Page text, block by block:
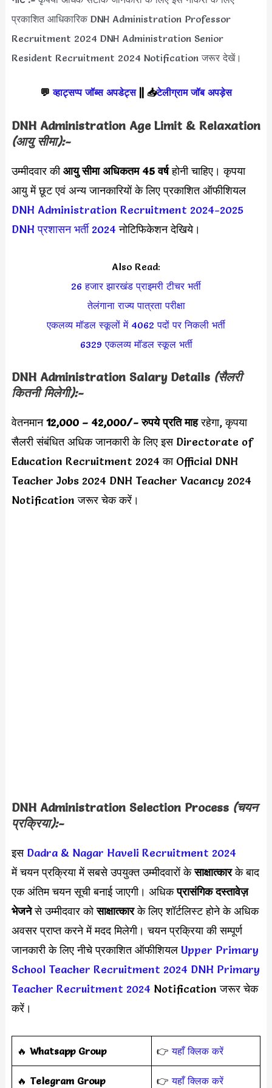
प्रकाशित आधिकारिक DNH Administration Professor
Recruitment 2024 DNH Administration Senior
Resident Recruitment 2024 Notification जरूर देखें।
💬 व्हाट्सप्प जॉब्स अपडेट्स|| 📥टेलीग्राम जॉब अपड़ेस
DNH Administration Age Limit & Relaxation
(आयु सीमा):-
उम्मीदवार कीआयु सीमा अधिकतम 45 वर्षहोनी चाहिए। कृपया
आयु में छूट एवं अन्य जानकारियों के लिए प्रकाशित ऑफीशियल
DNH Administration Recruitment 2024-2025
DNH प्रशासन भर्ती 2024 नोटिफिकेशन देखिये।
Also Read:
26 हजार झारखंड प्राइमरी टीचर भर्ती
तेलंगाना राज्य पात्रता परीक्षा
एकलव्य मॉडल स्कूलों में 4062 पदों पर निकली भर्ती
6329 एकलव्य मॉडल स्कूल भर्ती
DNH Administration Salary Details (सैलरी
कितनी मिलेगी):-
वेतनमान12,000 – 42,000/- रुपये प्रति माहरहेगा, कृपया
सैलरी संबंधित अधिक जानकारी के लिए इस Directorate of
Education Recruitment 2024 का Official DNH
Teacher Jobs 2024 DNH Teacher Vacancy 2024
Notification जरूर चेक करें।
DNH Administration Selection Process (चयन
प्रक्रिया):-
इस Dadra & Nagar Haveli Recruitment 2024
में चयन प्रक्रिया में सबसे उपयुक्त उम्मीदवारों केसाक्षात्कारके बाद
एक अंतिम चयन सूची बनाई जाएगी। अधिकप्रासंगिक दस्तावेज़
भेजनेसे उम्मीदवार कोसाक्षात्कारके लिए शॉर्टलिस्ट होने के अधिक
अवसर प्राप्त करने में मदद मिलेगी। चयन प्रक्रिया की सम्पूर्ण
जानकारी के लिए नीचे प्रकाशित ऑफीशियल Upper Primary
School Teacher Recruitment 2024 DNH Primary
Teacher Recruitment 2024 Notification जरूर चेक
करें।
‎️‍🔥 Whatsapp Group 👉यहाँ क्लिक करें
‎️‍🔥 Telegram Group 👉यहाँ क्लिक करें